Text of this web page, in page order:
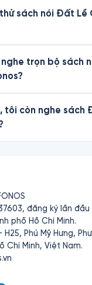
sách nói Đất Lề
trọn bộ sách
tôi còn nghe sách
đăng ký lần
phố Hồ Chí Minh.
H25, Phú Mỹ Hưng,
Chí Minh, Việt Nam.